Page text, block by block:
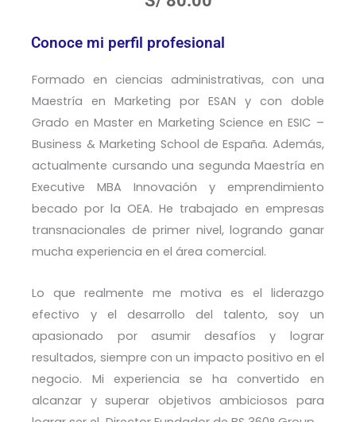
Conoce mi perfil profesional
Formado en ciencias administrativas, con una
Maestría en Marketing por ESAN y con doble
Grado en Master en Marketing Science en ESIC –
Business & Marketing School de España. Además,
actualmente cursando una segunda Maestría en
Executive MBA Innovación y emprendimiento
becado por la OEA. He trabajado en empresas
transnacionales de primer nivel, logrando ganar
mucha experiencia en el área comercial.
Lo que realmente me motiva es el liderazgo
efectivo y el desarrollo del talento, soy un
apasionado por asumir desafíos y lograr
resultados, siempre con un impacto positivo en el
negocio. Mi experiencia se ha convertido en
alcanzar y superar objetivos ambiciosos para